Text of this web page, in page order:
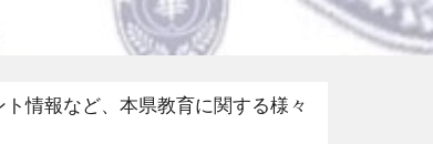
情報など、本県教育に関する様々